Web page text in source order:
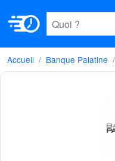
Accueil Banque Palatine